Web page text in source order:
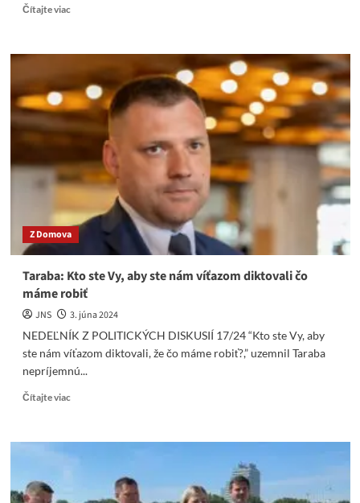
Čítajte viacRead
Taraba
tým
nekašle,
dalšie
ooznamenie
na
Budajovcov
Z Domova
Taraba: Kto ste Vy, aby ste nám víťazom diktovali čo
máme robiť
JNS
3. júna 2024
NEDEĽNÍK Z POLITICKÝCH DISKUSIÍ 17/24 “Kto ste Vy, aby
ste nám víťazom diktovali, že čo máme robiť?,” uzemnil Taraba
nepríjemnú...
Čítajte viacRead
Taraba:
Kto